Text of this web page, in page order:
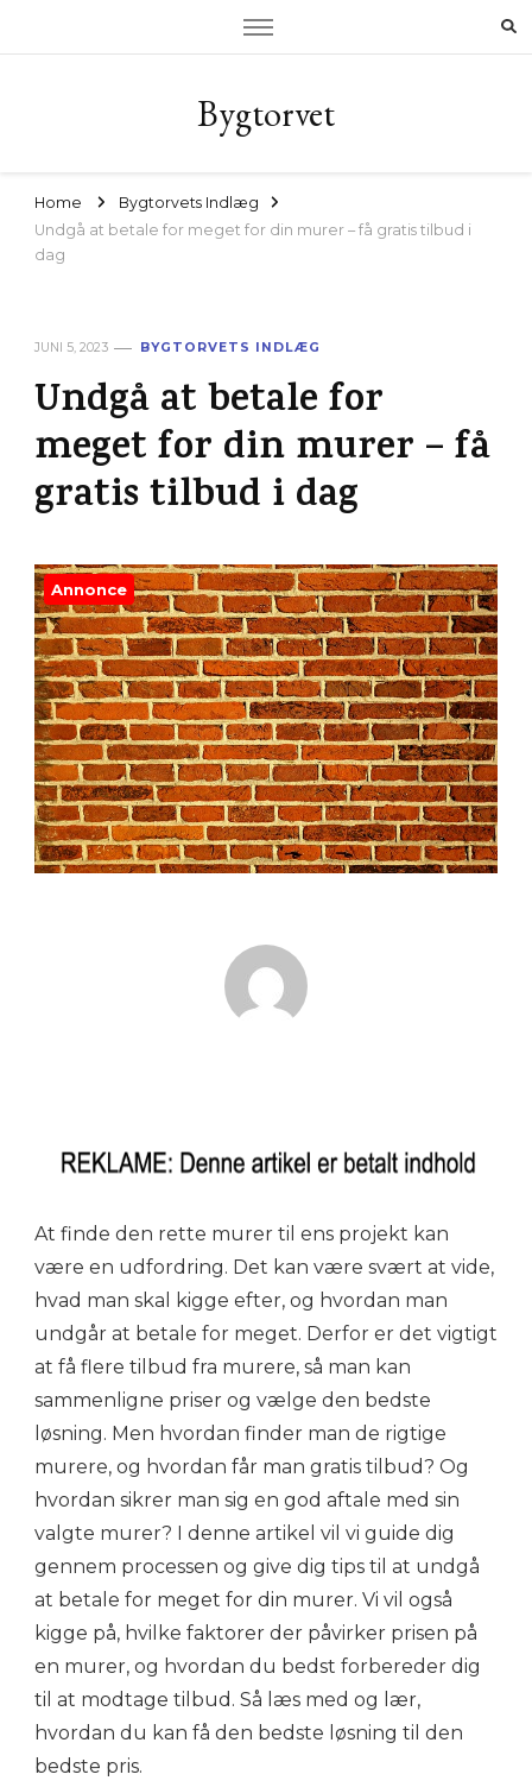
Bygtorvet
Home
Bygtorvets Indlæg
Undgå at betale for meget for din murer – få gratis tilbud i
dag
JUNI 5, 2023 BYGTORVETS INDLÆG
Undgå at betale for
meget for din murer – få
gratis tilbud i dag
Annonce
At finde den rette murer til ens projekt kan
være en udfordring. Det kan være svært at vide,
hvad man skal kigge efter, og hvordan man
undgår at betale for meget. Derfor er det vigtigt
at få flere tilbud fra murere, så man kan
sammenligne priser og vælge den bedste
løsning. Men hvordan finder man de rigtige
murere, og hvordan får man gratis tilbud? Og
hvordan sikrer man sig en god aftale med sin
valgte murer? I denne artikel vil vi guide dig
gennem processen og give dig tips til at undgå
at betale for meget for din murer. Vi vil også
kigge på, hvilke faktorer der påvirker prisen på
en murer, og hvordan du bedst forbereder dig
til at modtage tilbud. Så læs med og lær,
hvordan du kan få den bedste løsning til den
bedste pris.